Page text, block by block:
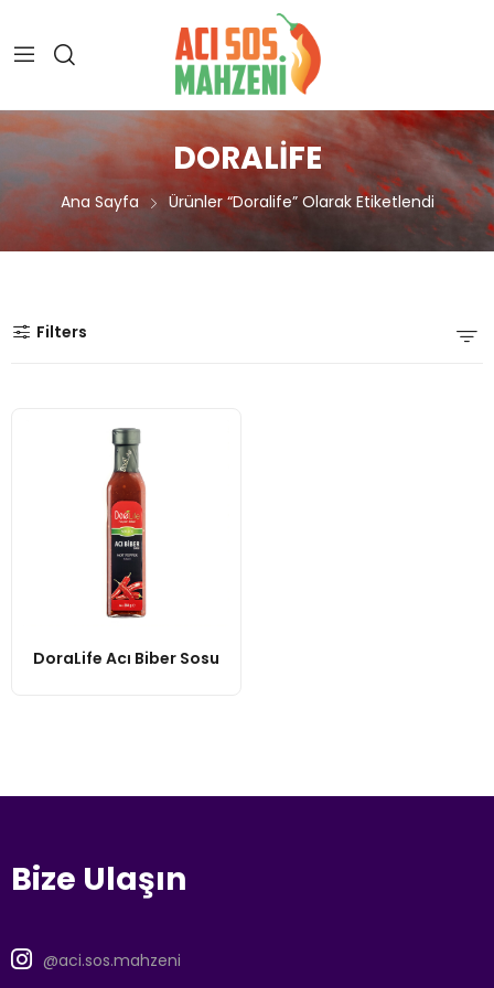
DORALIFE
Ana Sayfa Ürünler “doralife” Olarak Etiketlendi
Filters
DoraLife Acı Biber Sosu
Bize Ulaşın
@aci.sos.mahzeni